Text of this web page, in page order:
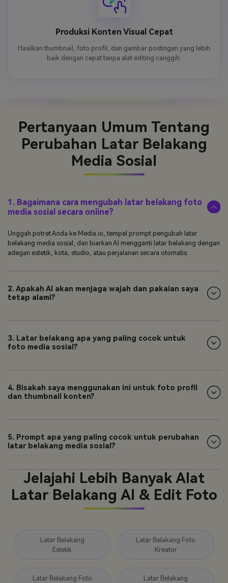
Produksi Konten Visual Cepat
Hasilkan thumbnail, foto profil, dan gambar postingan yang lebih
baik dengan cepat tanpa alat editing canggih.
Pertanyaan Umum Tentang
Perubahan Latar Belakang
Media Sosial
1. Bagaimana cara mengubah latar belakang foto
media sosial secara online?
Unggah potret Anda ke Media.io, tempel prompt pengubah latar
belakang media sosial, dan biarkan AI mengganti latar belakang dengan
adegan estetik, kota, studio, atau perjalanan secara otomatis.
2. Apakah AI akan menjaga wajah dan pakaian saya
tetap alami?
3. Latar belakang apa yang paling cocok untuk
foto media sosial?
4. Bisakah saya menggunakan ini untuk foto profil
dan thumbnail konten?
5. Prompt apa yang paling cocok untuk perubahan
latar belakang media sosial?
Jelajahi Lebih Banyak Alat
Latar Belakang AI & Edit Foto
Latar Belakang
Estetik
Latar Belakang Foto
Kreator
Latar Belakang Foto
Latar Belakang